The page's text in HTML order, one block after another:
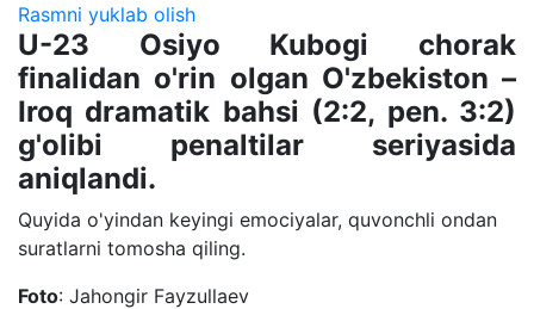
Rasmni yuklab olish
U-23 Osiyo Kubogi chorak
finalidan o'rin olgan O'zbekiston –
Iroq dramatik bahsi (2:2, pen. 3:2)
g'olibi penaltilar seriyasida
aniqlandi.
Quyida o'yindan keyingi emociyalar, quvonchli ondan
suratlarni tomosha qiling.
Foto: Jahongir Fayzullaev